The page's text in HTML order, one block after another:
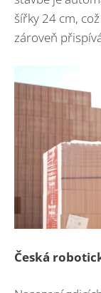
šířky 24 cm,
zároveň
Česká